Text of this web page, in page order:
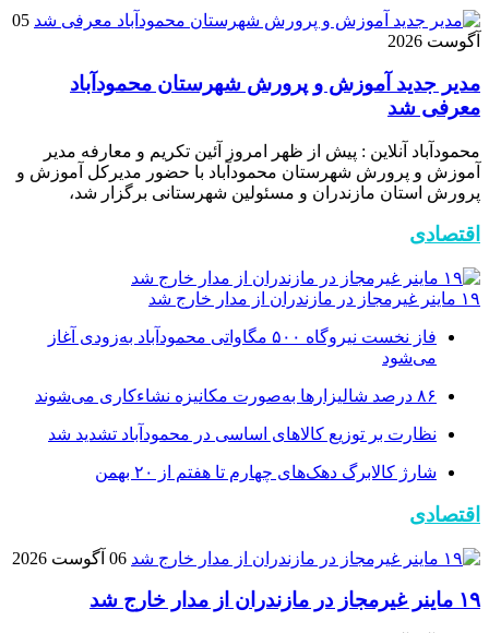
05
آگوست 2026
مدیر جدید آموزش و پرورش شهرستان محمودآباد
معرفی شد
محمودآباد آنلاین : پیش از ظهر امروز آئین تکریم و معارفه مدیر
آموزش و پرورش شهرستان محمودآباد با حضور مدیرکل آموزش و
پرورش استان مازندران و مسئولین شهرستانی برگزار شد،
اقتصادی
۱۹ ماینر غیرمجاز در مازندران از مدار خارج شد
فاز نخست نیروگاه ۵۰۰ مگاواتی محمودآباد به‌زودی آغاز
می‌شود
۸۶ درصد شالیزارها به‌صورت مکانیزه نشاءکاری می‌شوند
نظارت بر توزیع کالا‌های اساسی در محمودآباد تشدید شد
شارژ کالابرگ دهک‌های چهارم تا هفتم از ۲۰ بهمن
اقتصادی
06 آگوست 2026
۱۹ ماینر غیرمجاز در مازندران از مدار خارج شد